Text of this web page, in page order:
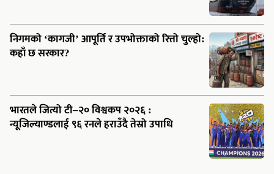
निगमको ‘कागजी’ आपूर्ति र उपभोक्ताको रित्तो चुल्हो:
कहाँ छ सरकार?
भारतले जित्यो टी–२० विश्वकप २०२६ :
न्यूजिल्याण्डलाई ९६ रनले हराउँदै तेस्रो उपाधि